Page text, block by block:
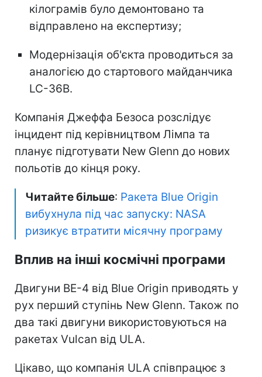
кілограмів було демонтовано та
відправлено на експертизу;
Модернізація об'єкта проводиться за
аналогією до стартового майданчика
LC-36B.
Компанія Джеффа Безоса розслідує
інцидент під керівництвом Лімпа та
планує підготувати New Glenn до нових
польотів до кінця року.
Читайте більше: Ракета Blue Origin
вибухнула під час запуску: NASA
ризикує втратити місячну програму
Вплив на інші космічні програми
Двигуни BE-4 від Blue Origin приводять у
рух перший ступінь New Glenn. Також по
два такі двигуни використовуються на
ракетах Vulcan від ULA.
Цікаво, що компанія ULA співпрацює з